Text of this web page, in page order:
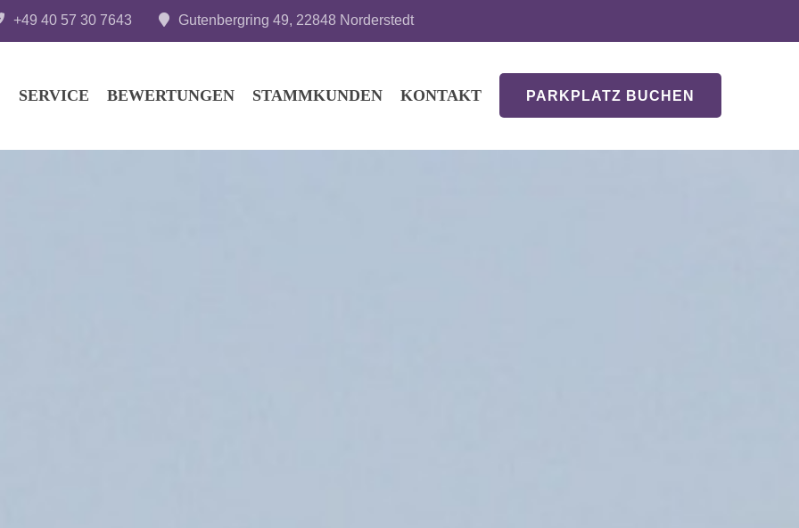
+49 40 57 30 7643 Gutenbergring 49, 22848 Norderstedt
SERVICE BEWERTUNGEN STAMMKUNDEN KONTAKT PARKPLATZ BUCHEN